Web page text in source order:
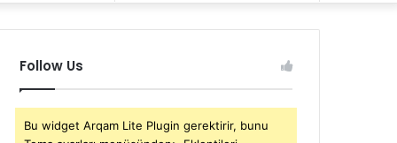
yap
görünümü
Bölmesi
Follow Us
Bu widget Arqam Lite Plugin gerektirir, bunu